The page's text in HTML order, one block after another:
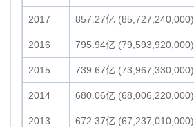
2017 857.27亿 (85,727,240,000)
2016 795.94亿 (79,593,920,000)
2015 739.67亿 (73,967,330,000)
2014 680.06亿 (68,006,220,000)
2013 672.37亿 (67,237,010,000)